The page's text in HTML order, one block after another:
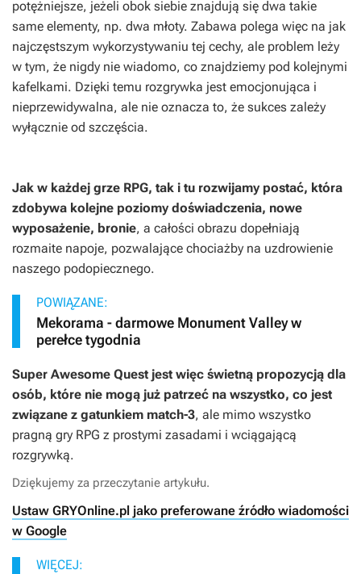
potężniejsze, jeżeli obok siebie znajdują się dwa takie
same elementy, np. dwa młoty. Zabawa polega więc na jak
najczęstszym wykorzystywaniu tej cechy, ale problem leży
w tym, że nigdy nie wiadomo, co znajdziemy pod kolejnymi
kafelkami. Dzięki temu rozgrywka jest emocjonująca i
nieprzewidywalna, ale nie oznacza to, że sukces zależy
wyłącznie od szczęścia.
Jak w każdej grze RPG, tak i tu rozwijamy postać, która
zdobywa kolejne poziomy doświadczenia, nowe
wyposażenie, bronie, a całości obrazu dopełniają
rozmaite napoje, pozwalające chociażby na uzdrowienie
naszego podopiecznego.
POWIĄZANE:
Mekorama - darmowe Monument Valley w
perełce tygodnia
Super Awesome Quest jest więc świetną propozycją dla
osób, które nie mogą już patrzeć na wszystko, co jest
związane z gatunkiem match-3, ale mimo wszystko
pragną gry RPG z prostymi zasadami i wciągającą
rozgrywką.
Dziękujemy za przeczytanie artykułu.
Ustaw GRYOnline.pl jako preferowane źródło wiadomości
w Google
WIĘCEJ: